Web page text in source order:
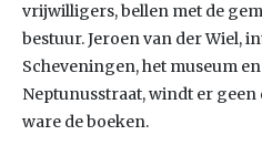
vrijwilligers, bellen met de
bestuur. Jeroen van der Wiel,
Scheveningen, het museum
Neptunusstraat, windt er geen
ware de boeken.